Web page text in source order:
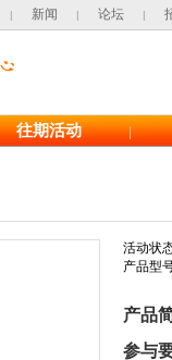
| 新闻 | 论坛 |
往期活动 |
活动状
产品型
产品
参与